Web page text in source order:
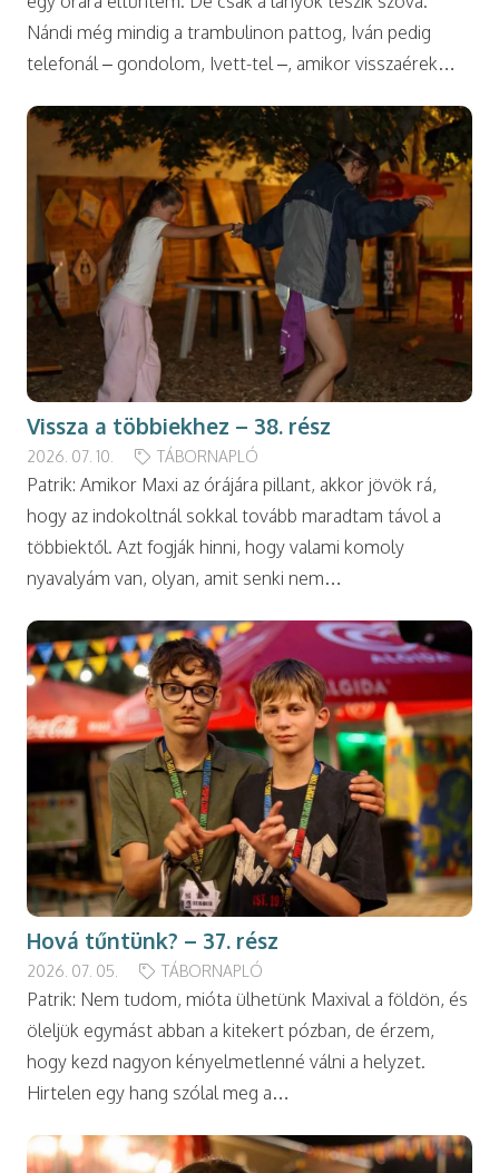
Nándi még mindig a trambulinon pattog, Iván pedig
telefonál – gondolom, Ivett-tel –, amikor visszaérek…
Vissza a többiekhez – 38. rész
2026. 07. 10. TÁBORNAPLÓ
Patrik: Amikor Maxi az órájára pillant, akkor jövök rá,
hogy az indokoltnál sokkal tovább maradtam távol a
többiektől. Azt fogják hinni, hogy valami komoly
nyavalyám van, olyan, amit senki nem…
Hová tűntünk? – 37. rész
2026. 07. 05. TÁBORNAPLÓ
Patrik: Nem tudom, mióta ülhetünk Maxival a földön, és
öleljük egymást abban a kitekert pózban, de érzem,
hogy kezd nagyon kényelmetlenné válni a helyzet.
Hirtelen egy hang szólal meg a…